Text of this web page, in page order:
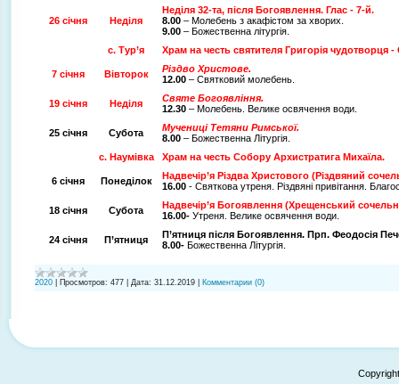
26 січня Неділя
Неділя 32-та, після Богоявлення. Глас - 7-й.
8.00 – Молебень з акафістом за хворих.
9.00 – Божественна літургія.
с. Тур’я
Храм на честь святителя Григорія чудотворця
7 січня Вівторок
Різдво Христове.
12.00 – Святковий молебень.
19 січня Неділя
Святе Богоявління.
12.30 – Молебень. Велике освячення води.
25 січня Субота
Мучениці Тетяни Римської.
8.00 – Божественна Літургія.
с. Наумівка
Храм на честь Собору Архистратига Михаїла.
6 січня Понеділок
Надвечір’я Різдва Христового (Різдвяний
16.00 - Святкова утреня. Різдвяні привітання.
18 січня Субота
Надвечір’я Богоявлення (Хрещенський
16.00- Утреня. Велике освячення води.
24 січня П’ятниця П’ятниця після Богоявлення. Прп. Феодосія
8.00- Божественна Літургія.
2020 Просмотров: 477 Дата: 31.12.2019 Комментарии (0)